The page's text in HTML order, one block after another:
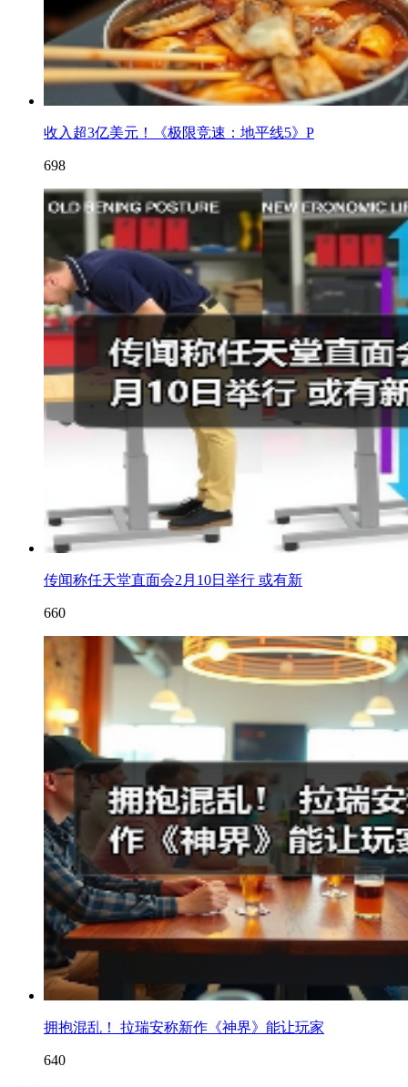
收入超3亿美元！《极限竞速：地平线5》P
698
传闻称任天堂直面会2月10日举行 或有新
660
拥抱混乱！ 拉瑞安称新作《神界》能让玩家
640